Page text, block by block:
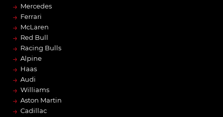
→ Mercedes
→ Ferrari
→ McLaren
→ Red Bull
→ Racing Bulls
→ Alpine
→ Haas
→ Audi
→ Williams
→ Aston Martin
→ Cadillac